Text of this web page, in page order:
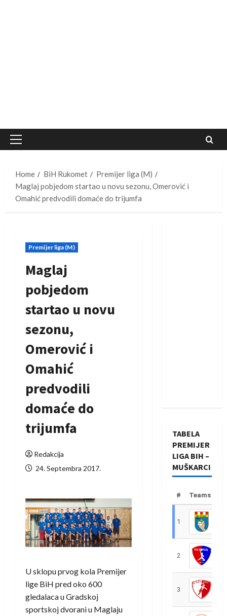
Primary
Home
BiH Rukomet
Premijer liga (M)
Maglaj pobjedom startao u novu sezonu, Omerović i
Omahić predvodili domaće do trijumfa
Premijer liga (M)
Maglaj
pobjedom
startao u novu
sezonu,
Omerović i
Omahić
predvodili
domaće do
trijumfa
Redakcija
24. Septembra 2017.
U sklopu prvog kola Premijer
lige BiH pred oko 600
gledalaca u Gradskoj
sportskoj dvorani u Maglaju
TABELA
PREMIJER
LIGA BIH –
MUŠKARCI
# Teams
1
2
3